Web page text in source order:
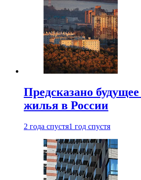
Предсказано
жилья в России
2 года спустя1 год спустя